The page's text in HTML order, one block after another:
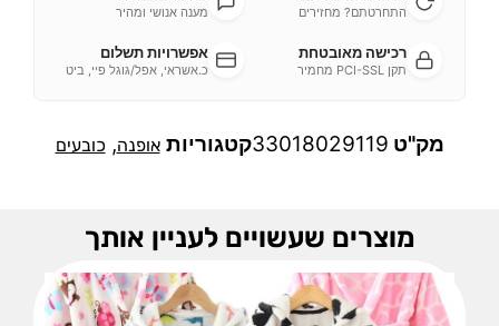
התחרטתם? מחזירים מענה אנושי ומהיר
רכישה מאובטחת
תקן PCI-SSL מחמיר
אפשרויות תשלום
כ.אשראי, אפל/גוגל פיי, ביט
מק"ט 33018029119קטגוריות אופנה, כובעים
מוצרים שעשויים לעניין אותך